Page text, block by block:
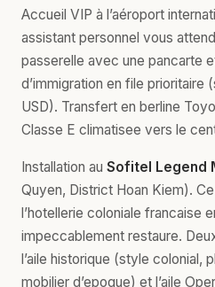
Accueil VIP à l’aéroport
assistant personnel vous
passerelle avec une pancarte
d’immigration en file
USD). Transfert en berline
Classe E climatisee vers le
Installation au Sofitel Legend
Quyen, District Hoan Kiem).
l’hotellerie coloniale francaise
impeccablement restaure.
l’aile historique (style colonial,
mobilier d’epoque) et l’aile